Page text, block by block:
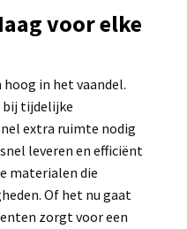
voor elke
in het vaandel.
bij tijdelijke
extra ruimte nodig
leveren en efficiënt
materialen die
Of het nu gaat
zorgt voor een